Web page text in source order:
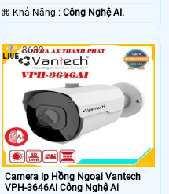
️⌘ Khả Năng :Công Nghệ AI.
Camera Ip Hồng Ngoại Vantech
VPH-3646AI Công Nghệ Ai
3632